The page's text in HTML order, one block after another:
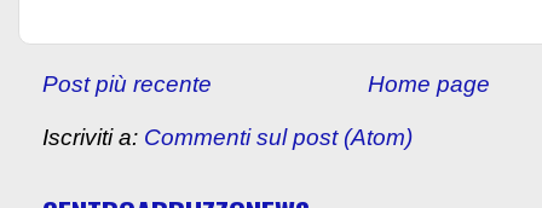
Post più recente Home page
Iscriviti a: Commenti sul post (Atom)